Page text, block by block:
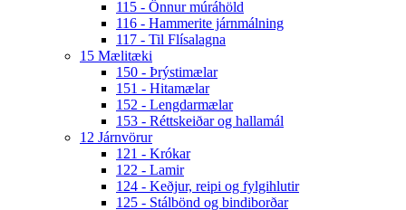
115 - Önnur múráhöld
116 - Hammerite járnmálning
117 - Til Flísalagna
15 Mælitæki
150 - Þrýstimælar
151 - Hitamælar
152 - Lengdarmælar
153 - Réttskeiðar og hallamál
12 Járnvörur
121 - Krókar
122 - Lamir
124 - Keðjur, reipi og fylgihlutir
125 - Stálbönd og bindiborðar